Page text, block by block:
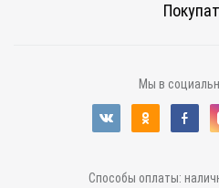
Мы в
Способы оплаты: